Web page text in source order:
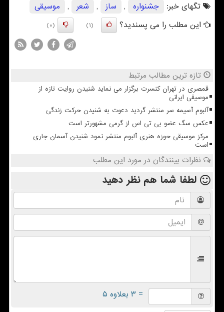
تگهای خبر:
جشنواره , ساز , شعر ,
موسیقی
این مطلب را می پسندید؟
(1)
(0)
تازه ترین مطالب مرتبط
قمصری در تهران کنسرت برگزار می نماید شنیدن روایت تازه از
موسیقی ایرانی
آلبوم آسیمه سر منتشر گردید دعوت به شنیدن حرکت زندگی
عکس سگ عضو بی تی اس از گرمی مشهورتر است
مرکز موسیقی حوزه هنری آلبوم منتشر نمود شنیدن آسمان جاری
است
نظرات بینندگان در مورد این مطلب
لطفا شما همنظر دهید
= ۳ بعلاوه ۵